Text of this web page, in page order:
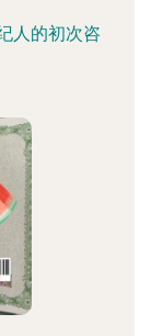
人的初次咨